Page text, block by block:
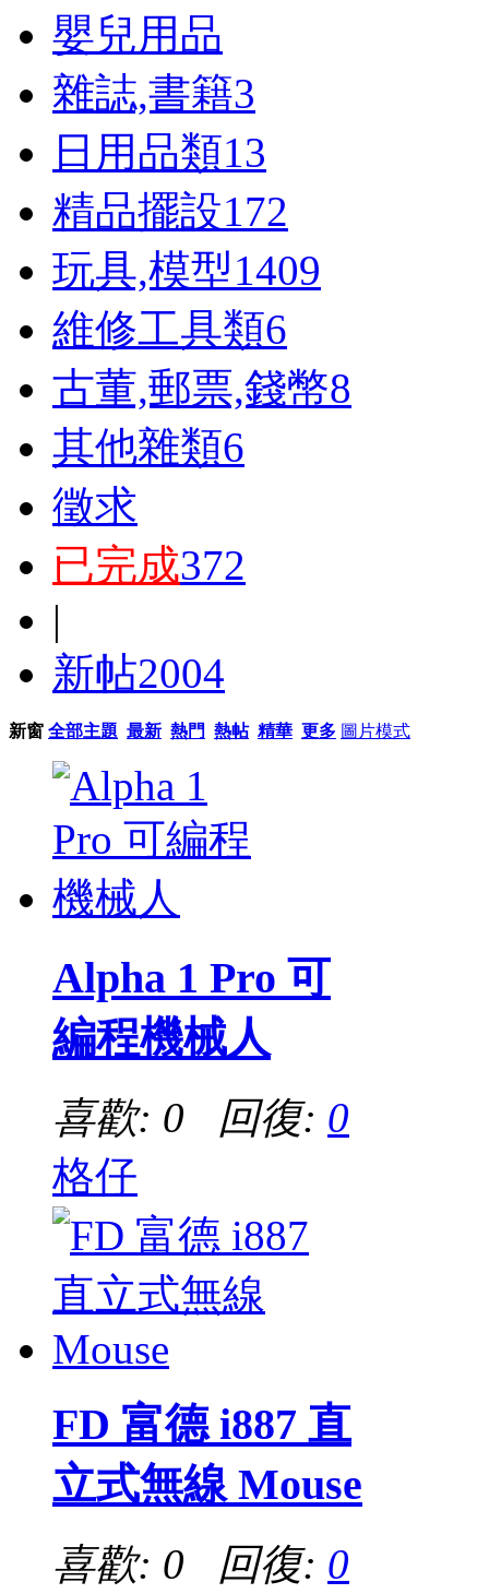
嬰兒用品
雜誌,書籍3
日用品類13
精品擺設172
玩具,模型1409
維修工具類6
古董,郵票,錢幣8
其他雜類6
徵求
已完成372
|
新帖2004
新窗 全部主題 最新 熱門 熱帖 精華 更多 圖片模式
Alpha 1 Pro 可
編程機械人
喜歡: 0 回復: 0
格仔
FD 富德 i887 直
立式無線 Mouse
喜歡: 0 回復: 0